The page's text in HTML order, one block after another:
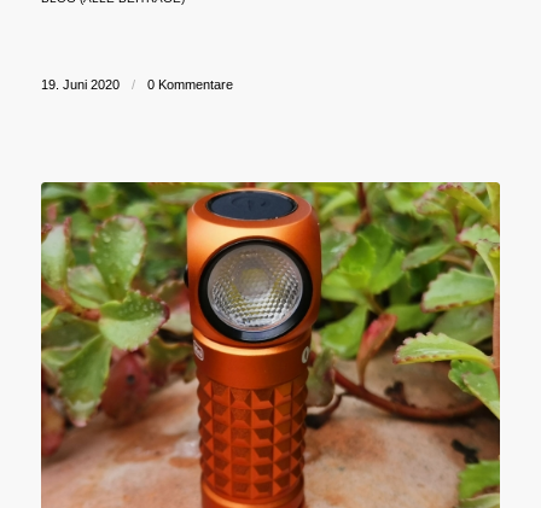
19. Juni 2020 / 0 Kommentare